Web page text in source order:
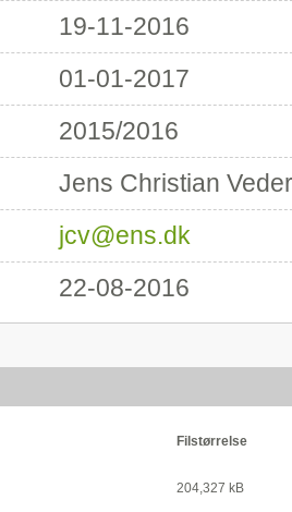
19-11-2016
01-01-2017
2015/2016
Jens Christian
jcv@ens.dk
22-08-2016
Filstørrelse
204,327 kB